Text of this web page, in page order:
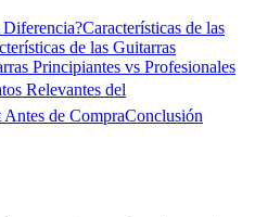
Características de las
de las Guitarras
Principiantes vs Profesionales
Relevantes del
de CompraConclusión